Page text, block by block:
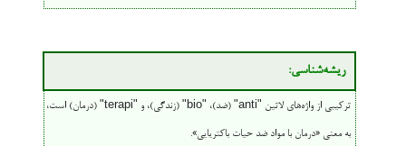
ریشه‌شناسی:
ترکیبی از واژه‌های لاتین "anti" (ضد)، "bio" (زندگی)، و "terapi" (درمان) است،
به معنی «درمان با مواد ضد حیات باکتریایی».